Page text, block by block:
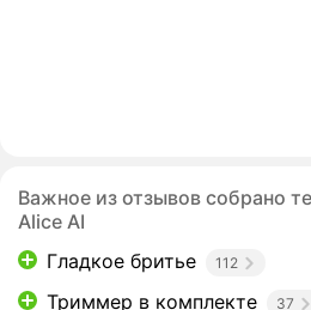
Важное из отзывов собрано
Alice AI
Гладкое бритье
112
Триммер в комплекте 37